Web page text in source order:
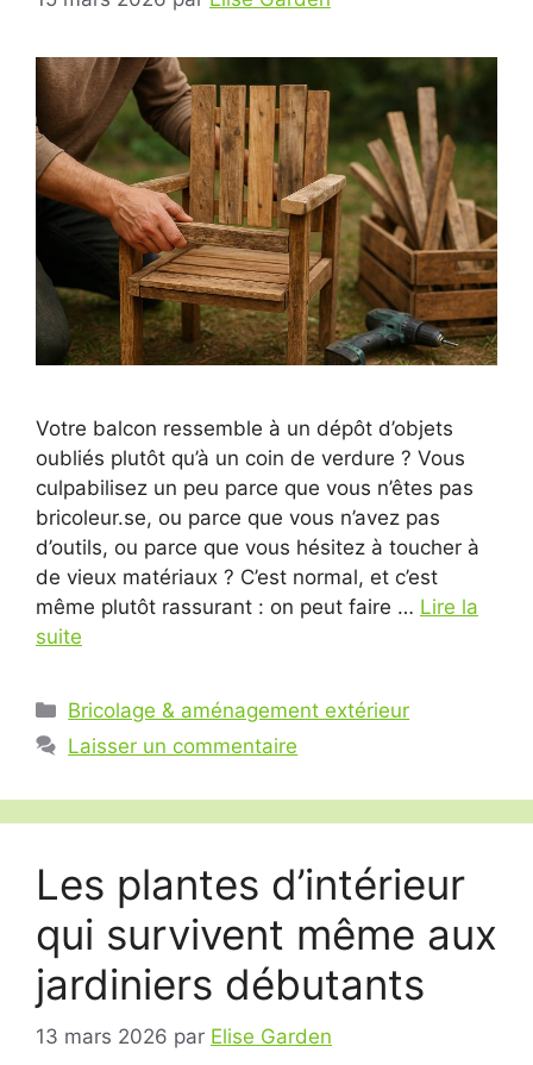
Votre balcon ressemble à un dépôt d’objets
oubliés plutôt qu’à un coin de verdure ? Vous
culpabilisez un peu parce que vous n’êtes pas
bricoleur.se, ou parce que vous n’avez pas
d’outils, ou parce que vous hésitez à toucher à
de vieux matériaux ? C’est normal, et c’est
même plutôt rassurant : on peut faire … Lire la
suite
Catégories
Bricolage & aménagement extérieur
Laisser un commentaire
Les plantes d’intérieur
qui survivent même aux
jardiniers débutants
13 mars 2026 par Elise Garden